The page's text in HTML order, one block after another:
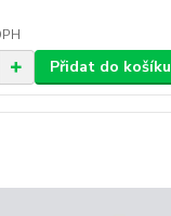
Přidat do košíku